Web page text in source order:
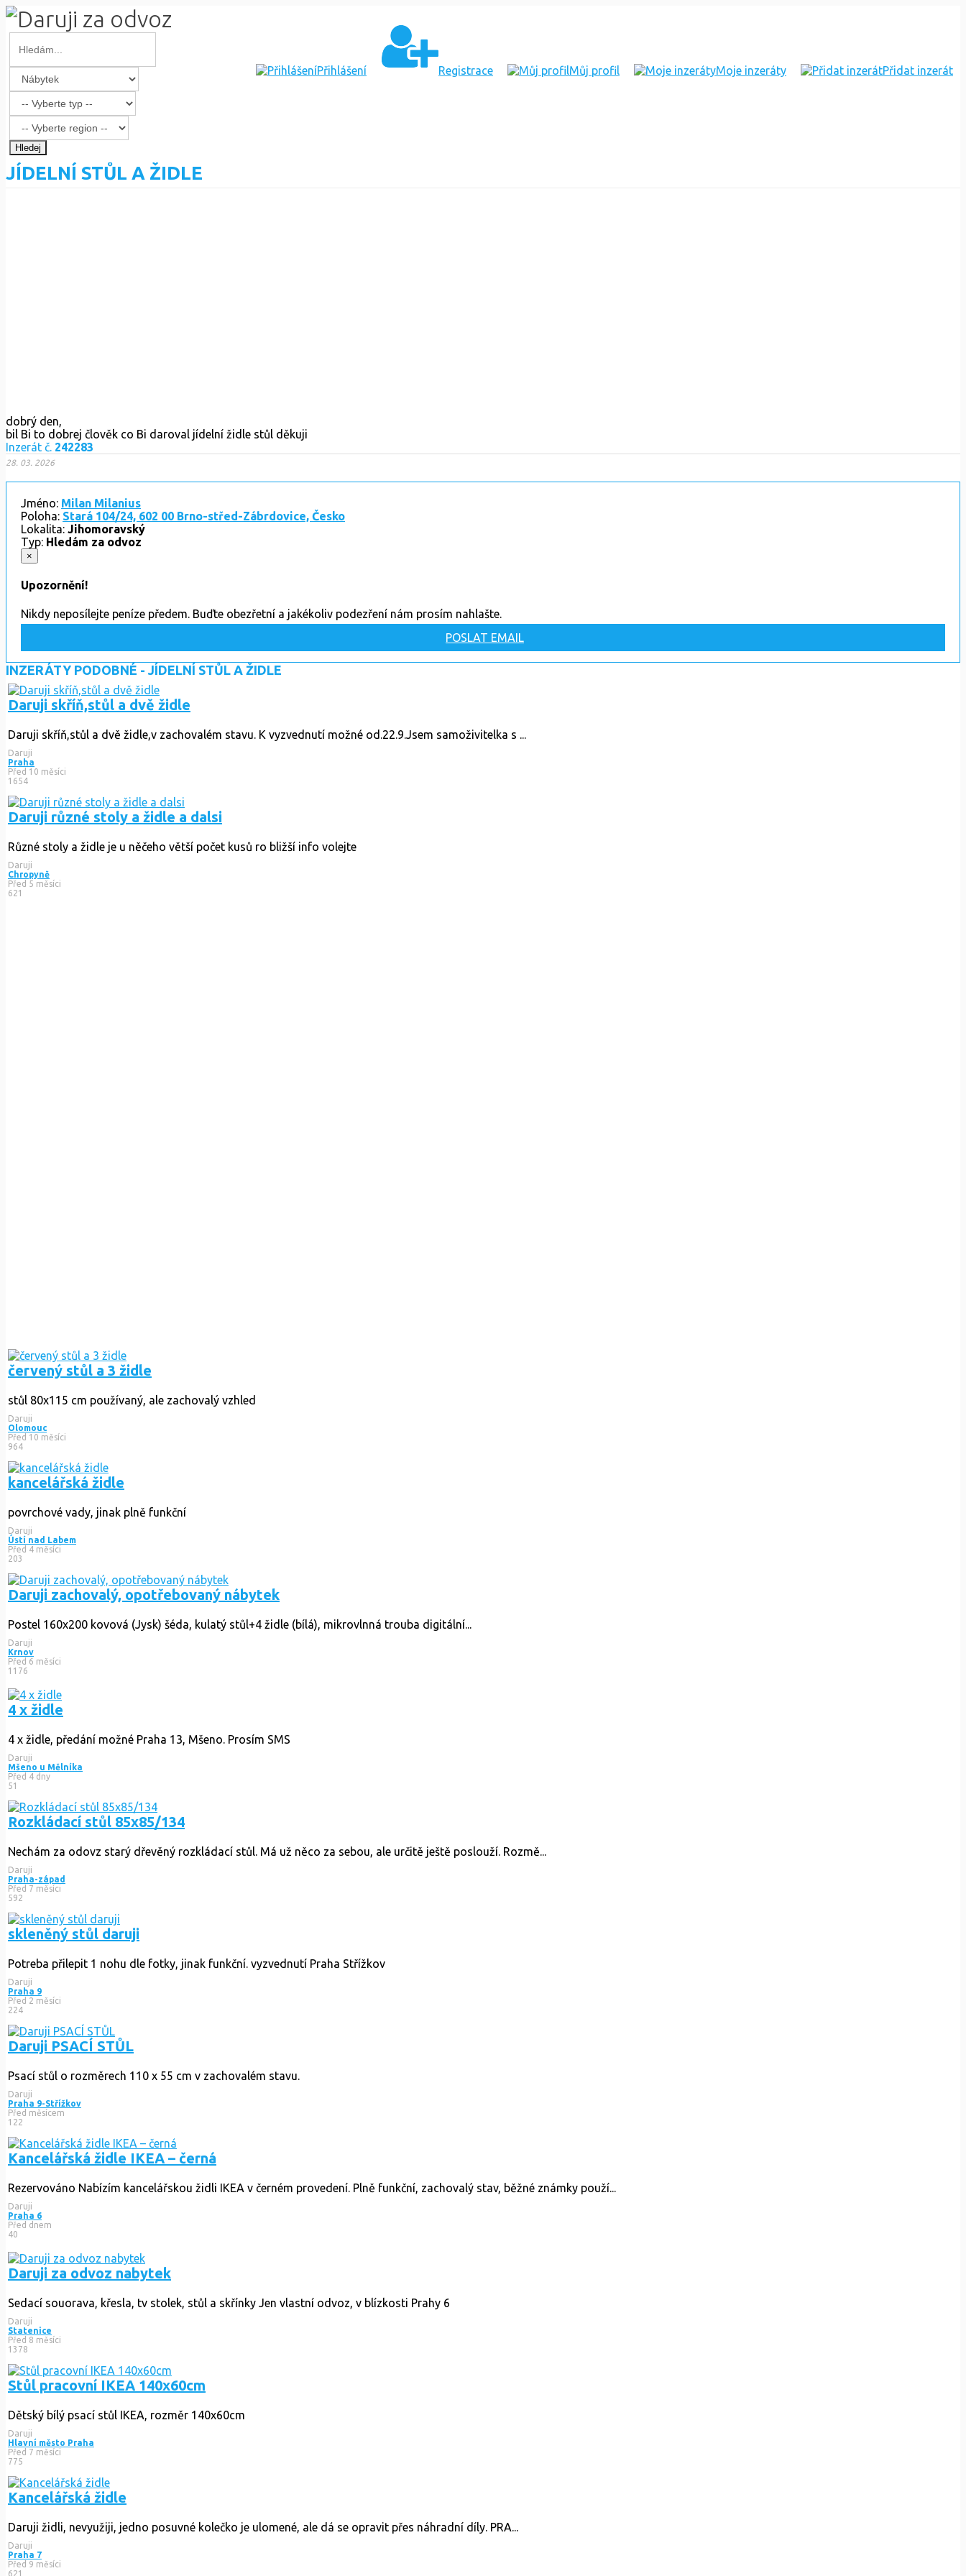
Přihlášení Registrace Můj profil Moje inzeráty Přidat inzerát
Hledej
JÍDELNÍ STŮL A ŽIDLE
dobrý den,
bil Bi to dobrej člověk co Bi daroval jídelní židle stůl děkuji
Inzerát č. 242283
28. 03. 2026
Jméno: Milan Milanius
Poloha: Stará 104/24, 602 00 Brno-střed-Zábrdovice, Česko
Lokalita: Jihomoravský
Typ: Hledám za odvoz
×
Upozornění!
Nikdy neposílejte peníze předem. Buďte obezřetní a jakékoliv podezření nám prosím nahlašte.
POSLAT EMAIL
INZERÁTY PODOBNÉ - JÍDELNÍ STŮL A ŽIDLE
Daruji skříň,stůl a dvě židle
Daruji skříň,stůl a dvě židle,v zachovalém stavu. K vyzvednutí možné od.22.9.Jsem samoživitelka s ...
Daruji
Praha
Před 10 měsíci
1654
Daruji různé stoly a židle a dalsi
Různé stoly a židle je u něčeho větší počet kusů ro bližší info volejte
Daruji
Chropyně
Před 5 měsíci
621
červený stůl a 3 židle
stůl 80x115 cm používaný, ale zachovalý vzhled
Daruji
Olomouc
Před 10 měsíci
964
kancelářská židle
povrchové vady, jinak plně funkční
Daruji
Ústí nad Labem
Před 4 měsíci
203
Daruji zachovalý, opotřebovaný nábytek
Postel 160x200 kovová (Jysk) šéda, kulatý stůl+4 židle (bílá), mikrovlnná trouba digitální...
Daruji
Krnov
Před 6 měsíci
1176
4 x židle
4 x židle, předání možné Praha 13, Mšeno. Prosím SMS
Daruji
Mšeno u Mělníka
Před 4 dny
51
Rozkládací stůl 85x85/134
Nechám za odovz starý dřevěný rozkládací stůl. Má už něco za sebou, ale určitě ještě poslouží. Rozmě...
Daruji
Praha-západ
Před 7 měsíci
592
skleněný stůl daruji
Potreba přilepit 1 nohu dle fotky, jinak funkční. vyzvednutí Praha Střížkov
Daruji
Praha 9
Před 2 měsíci
224
Daruji PSACÍ STŮL
Psací stůl o rozměrech 110 x 55 cm v zachovalém stavu.
Daruji
Praha 9-Střížkov
Před měsícem
122
Kancelářská židle IKEA – černá
Rezervováno Nabízím kancelářskou židli IKEA v černém provedení. Plně funkční, zachovalý stav, běžné známky použí...
Daruji
Praha 6
Před dnem
40
Daruji za odvoz nabytek
Sedací souorava, křesla, tv stolek, stůl a skřínky Jen vlastní odvoz, v blízkosti Prahy 6
Daruji
Statenice
Před 8 měsíci
1378
Stůl pracovní IKEA 140x60cm
Dětský bílý psací stůl IKEA, rozměr 140x60cm
Daruji
Hlavní město Praha
Před 7 měsíci
775
Kancelářská židle
Daruji židli, nevyužiji, jedno posuvné kolečko je ulomené, ale dá se opravit přes náhradní díly. PRA...
Daruji
Praha 7
Před 9 měsíci
621